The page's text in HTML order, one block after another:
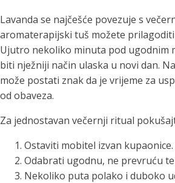
Lavanda se najčešće povezuje s
aromaterapijski tuš možete
Ujutro nekoliko minuta pod ugodnim
biti nježniji način ulaska u novi dan.
može postati znak da je vrijeme za
od obaveza.
Za jednostavan večernji ritual
Ostaviti mobitel izvan kupaonice.
Odabrati ugodnu, ne prevruću
Nekoliko puta polako i duboko